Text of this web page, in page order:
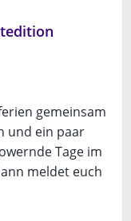
gemeinsam
und ein paar
Tage im
meldet euch